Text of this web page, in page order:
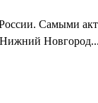
Самыми